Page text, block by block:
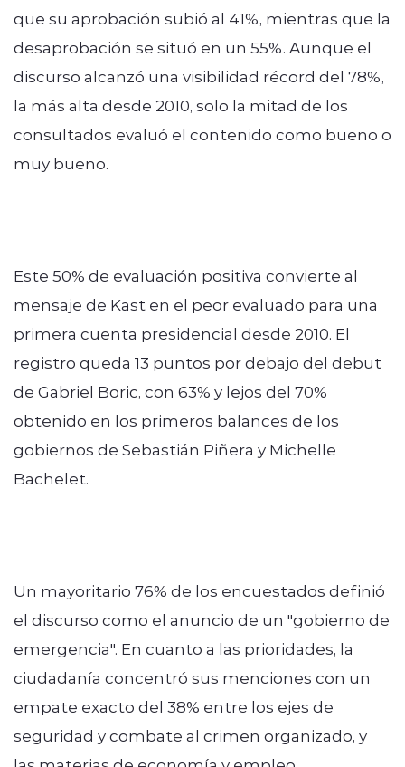
que su aprobación subió al 41%, mientras que la
desaprobación se situó en un 55%. Aunque el
discurso alcanzó una visibilidad récord del 78%,
la más alta desde 2010, solo la mitad de los
consultados evaluó el contenido como bueno o
muy bueno.
Este 50% de evaluación positiva convierte al
mensaje de Kast en el peor evaluado para una
primera cuenta presidencial desde 2010. El
registro queda 13 puntos por debajo del debut
de Gabriel Boric, con 63% y lejos del 70%
obtenido en los primeros balances de los
gobiernos de Sebastián Piñera y Michelle
Bachelet.
Un mayoritario 76% de los encuestados definió
el discurso como el anuncio de un "gobierno de
emergencia". En cuanto a las prioridades, la
ciudadanía concentró sus menciones con un
empate exacto del 38% entre los ejes de
seguridad y combate al crimen organizado, y